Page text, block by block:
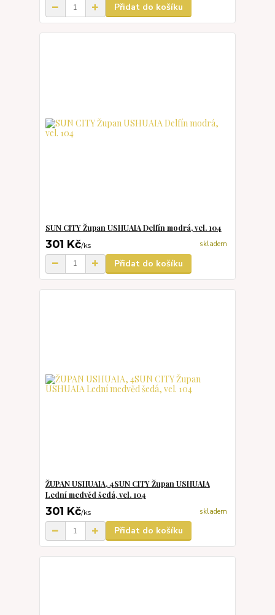
Přidat do košíku
SUN CITY Župan USHUAIA Delfín modrá, vel. 104
301 Kč/ks skladem
Přidat do košíku
ŽUPAN USHUAIA, 4SUN CITY Župan USHUAIA
Lední medvěd šedá, vel. 104
301 Kč/ks skladem
Přidat do košíku